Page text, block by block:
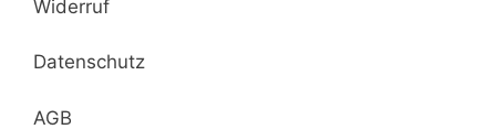
Widerruf
Datenschutz
AGB